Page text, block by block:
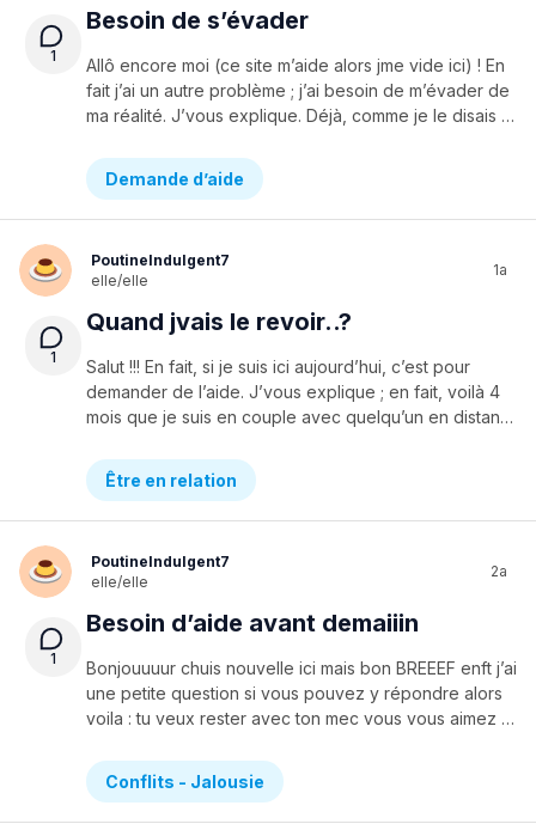
Besoin de s’évader
Allô encore moi (ce site m’aide alors jme vide ici) ! En
fait j’ai un autre problème ; j’ai besoin de m’évader de
ma réalité. J’vous explique. Déjà, comme je le disais dans ma dernière publication, la personne que j’aime a disparu de ma vie. Depuis, je me sens comme une autre personne genre..hmm chais pas trop comment dire mais on dirait que maintenant, j’ai réalisé comment j’étouffais dans ma réalité. On dirait que je vis dans une prison limite. Déjà, mon collège : j’ai vraiment eu de la misère a m’intégrer car personne de mes amis était la bas. Maintenant, disons que j’ai quelques connaissances avec lesquelles j’échange des fois quelques mots, mais sans plus. Ensuite, mes amis..mes amis proches ont soit déménagés, soit quittés le pays ou soit dans une autre collège. Disons que je n’ai presque plus de contacts avec eux, ce qui me fait sentir un rat tout pourri. Finalement, la situation familiale ; j’ai l’impression que mes parents ne sont que compréhensifs/gentils quand il s’agit d’études. Sinon “je leur fait bouillir le sang”. J’ai une petite sœur aussi oui..mais elle, on dirait qu’elle vit dans une réalité parfaite, avec ses crush’s et ses aventures avec ses potes. Et maintenant, j’ai une grosse idée en tête ; partir. Pas genre en finir mais plus sortir de ma bulle de mon pays quoi. Après, ça me donnerait l’occasion de visiter les personnes qui m’aiment et que j’aime vraiment. Je sais qu’on va sûrement me dire “essaie d’en parler à un adulte ou à quelqu’un de proche”, mais cette fois je sais pas..je n’arrive pas à décrocher cette idée absurde de ma tête. Est ce que vous sauriez comment je pourrais convaincre le monde de me laisser partir pour un petit bout de mon chez moi, question de tout replacer dans ma tête ? Merci de me répondre !! 🦋
1
Demande d’aide
PoutineIndulgent7
elle/elle
1a
Quand jvais le revoir..?
Salut !!! En fait, si je suis ici aujourd’hui, c’est pour
demander de l’aide. J’vous explique ; en fait, voilà 4
mois que je suis en couple avec quelqu’un en distance. Les trois mois se sont déroulés a merveille. Un jour, il n’est pas venu dans une période de une semaine sur les app ou on se parlait. Quand il est revenu, il m’a demandé de le pardonner car ses parents avaient vu notre relation a distance et ils n’étaient pas d’accord (il ne l’avait pas mentionne aux parents). Aussi, il avait dit qu’il était sur un téléphone de secours, que son vrai téléphone avait été confisqué pour une durée indéterminée. Du coup, le lendemain, on avait cassé. Mais on s’aimait vraiment.. j’ai pensé à cette histoire et je me suis dit “Je veux être avec lui, alors je suis prête à l’attendre le temps qu’il faut”. Il m’a demandé si j’étais sure, car si ses parents le chopaient sur son tel de secours, on ne se verrait plus avant longtemps. Oui, j'étais sure (et j’en suis encore sure). Alors on a repris. On a filé deux semaines de bonheur puis un jour, il a disparu. Il s’est fait prendre son téléphone depuis..20 jours. Ça fait 20 jours que je n’ai pas pu lui parler eh ouin.. Y’a des jours ou ça me fait plus mal que d’autres. Mais toutes mes émotions que je garde en moi la journée me rattrapent la nuit. Des fois, je rêve de lui dans les bras d’une autre ou encore qu’il m’a oublié et qu’il est passé à autre chose. Ce genre d’histoires me torture l’esprit. Je supporterai juste pas qu’il soit avec une autre..Du coup, j’aimerais ça avoir des conseils…genre pour m’aider à passer cette épreuve. Je sais plus quoi faire, limite je souffre et je le cache. Merci de me répondre !!
1
Être en relation
PoutineIndulgent7
elle/elle
2a
Besoin d’aide avant demaiiin
Bonjouuuur chuis nouvelle ici mais bon BREEEF enft j’ai
une petite question si vous pouvez y répondre alors
voila : tu veux rester avec ton mec vous vous aimez et tout mais ya aucun problème mais tu dois aller a une colo pendant 4 jours. Pendant 4 JOURS tu le verras pas tu pourras pas le texter rieeenMais t’as une solution : si tu te blesses tu peux plus aller a la sortie. Tu ferais quoi : t’irais a ta colo mais plus voir ton mec ou te blesser mais le voir à volonté ?
1
Conflits - Jalousie